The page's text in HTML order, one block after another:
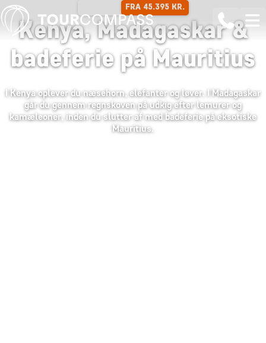
FRA 45.395 KR.
Kenya, Madagaskar &
badeferie på Mauritius
I Kenya oplever du næsehorn, elefanter og løver. I Madagaskar
går du gennem regnskoven på udkig efter lemurer og
kamæleoner, inden du slutter af med badeferie på eksotiske
Mauritius.